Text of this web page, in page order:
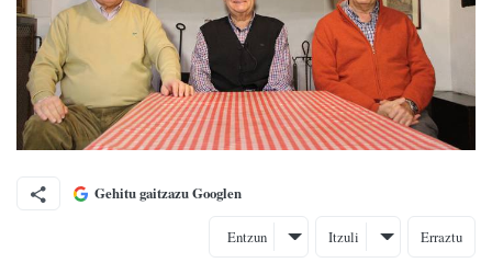
Gehitu gaitzazu Googlen
Entzun Itzuli Erraztu